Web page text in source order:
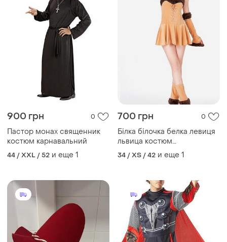
900 грн 0
Пастор монах священник
костюм карнавальний
44 / XXL / 52 и еще 1
700 грн 0
Білка білочка белка левиця
львица костюм
карнавальний
34 / XS / 42 и еще 1